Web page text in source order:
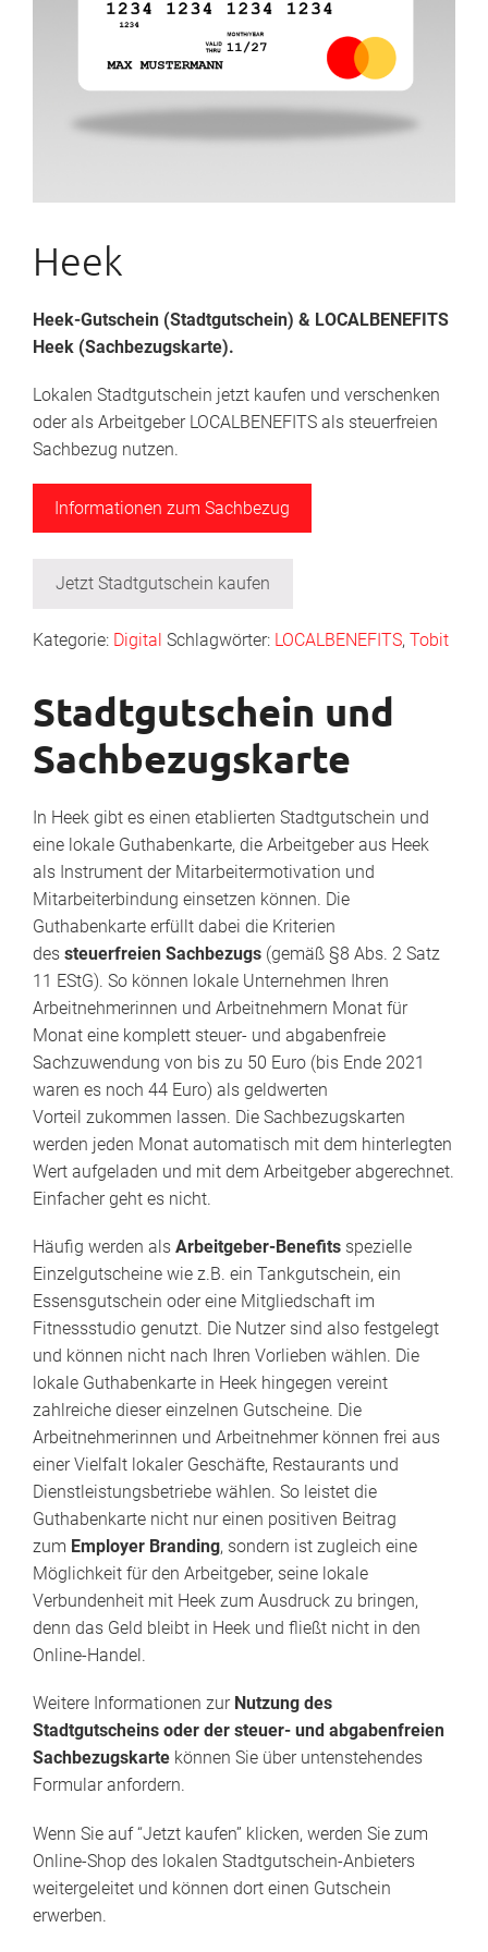
Heek
Heek-Gutschein (Stadtgutschein) & LOCALBENEFITS
Heek (Sachbezugskarte).
Lokalen Stadtgutschein jetzt kaufen und verschenken
oder als Arbeitgeber LOCALBENEFITS als steuerfreien
Sachbezug nutzen.
Informationen zum Sachbezug
Jetzt Stadtgutschein kaufen
Kategorie: Digital Schlagwörter: LOCALBENEFITS, Tobit
Stadtgutschein und
Sachbezugskarte
In Heek gibt es einen etablierten Stadtgutschein und
eine lokale Guthabenkarte, die Arbeitgeber aus Heek
als Instrument der Mitarbeitermotivation und
Mitarbeiterbindung einsetzen können. Die
Guthabenkarte erfüllt dabei die Kriterien
des steuerfreien Sachbezugs (gemäß §8 Abs. 2 Satz
11 EStG). So können lokale Unternehmen Ihren
Arbeitnehmerinnen und Arbeitnehmern Monat für
Monat eine komplett steuer- und abgabenfreie
Sachzuwendung von bis zu 50 Euro (bis Ende 2021
waren es noch 44 Euro) als geldwerten
Vorteil zukommen lassen. Die Sachbezugskarten
werden jeden Monat automatisch mit dem hinterlegten
Wert aufgeladen und mit dem Arbeitgeber abgerechnet.
Einfacher geht es nicht.
Häufig werden als Arbeitgeber-Benefits spezielle
Einzelgutscheine wie z.B. ein Tankgutschein, ein
Essensgutschein oder eine Mitgliedschaft im
Fitnessstudio genutzt. Die Nutzer sind also festgelegt
und können nicht nach Ihren Vorlieben wählen. Die
lokale Guthabenkarte in Heek hingegen vereint
zahlreiche dieser einzelnen Gutscheine. Die
Arbeitnehmerinnen und Arbeitnehmer können frei aus
einer Vielfalt lokaler Geschäfte, Restaurants und
Dienstleistungsbetriebe wählen. So leistet die
Guthabenkarte nicht nur einen positiven Beitrag
zum Employer Branding, sondern ist zugleich eine
Möglichkeit für den Arbeitgeber, seine lokale
Verbundenheit mit Heek zum Ausdruck zu bringen,
denn das Geld bleibt in Heek und fließt nicht in den
Online-Handel.
Weitere Informationen zur Nutzung des
Stadtgutscheins oder der steuer- und abgabenfreien
Sachbezugskarte können Sie über untenstehendes
Formular anfordern.
Wenn Sie auf “Jetzt kaufen” klicken, werden Sie zum
Online-Shop des lokalen Stadtgutschein-Anbieters
weitergeleitet und können dort einen Gutschein
erwerben.